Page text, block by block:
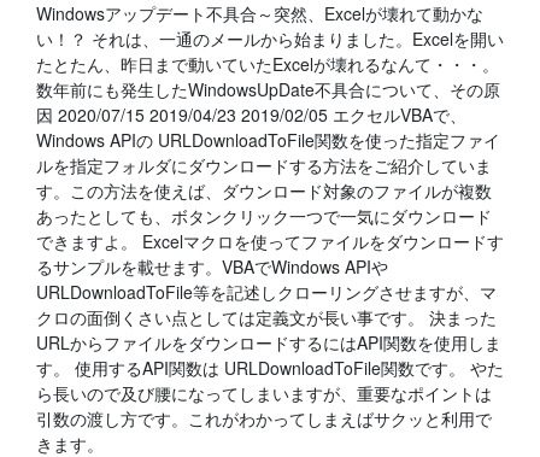
Windowsアップデート不具合～突然、Excelが壊れて動かな
い！？ それは、一通のメールから始まりました。Excelを開い
たとたん、昨日まで動いていたExcelが壊れるなんて・・・。
数年前にも発生したWindowsUpDate不具合について、その原
因 2020/07/15 2019/04/23 2019/02/05 エクセルVBAで、
Windows APIの URLDownloadToFile関数を使った指定ファイ
ルを指定フォルダにダウンロードする方法をご紹介していま
す。この方法を使えば、ダウンロード対象のファイルが複数
あったとしても、ボタンクリック一つで一気にダウンロード
できますよ。 Excelマクロを使ってファイルをダウンロードす
るサンプルを載せます。VBAでWindows APIや
URLDownloadToFile等を記述しクローリングさせますが、マ
クロの面倒くさい点としては定義文が長い事です。 決まった
URLからファイルをダウンロードするにはAPI関数を使用しま
す。 使用するAPI関数は URLDownloadToFile関数です。 やた
ら長いので及び腰になってしまいますが、重要なポイントは
引数の渡し方です。これがわかってしまえばサクッと利用で
きます。